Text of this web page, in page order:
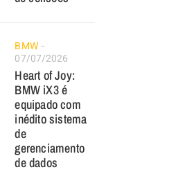
BMW
07/07/2026
Heart of Joy:
BMW iX3 é
equipado com
inédito sistema
de
gerenciamento
de dados